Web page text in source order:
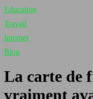
Education
Travail
Internet
Blog
La carte de
vraiment